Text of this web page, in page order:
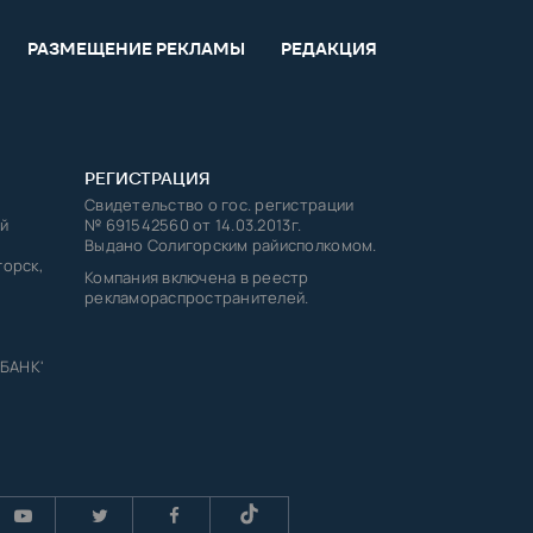
РАЗМЕЩЕНИЕ РЕКЛАМЫ РЕДАКЦИЯ
РЕГИСТРАЦИЯ
Свидетельство о гос. регистрации
№ 691542560 от 14.03.2013г.
Выдано Солигорским райисполкомом.
Компания включена в реестр
рекламораспространителей.